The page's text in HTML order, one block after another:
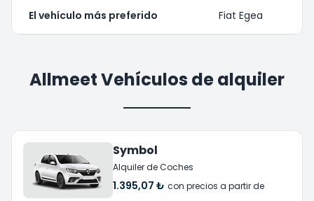
El vehículo más preferido Fiat Egea
Allmeet Vehículos de alquiler
Symbol
Alquiler de Coches
1.395,07 ₺ con precios a partir de